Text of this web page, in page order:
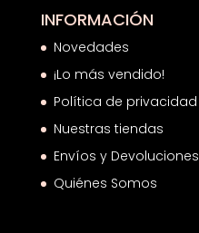
INFORMACIÓN
Novedades
¡Lo más vendido!
Política de privacidad
Nuestras tiendas
Envíos y Devoluciones
Quiénes Somos